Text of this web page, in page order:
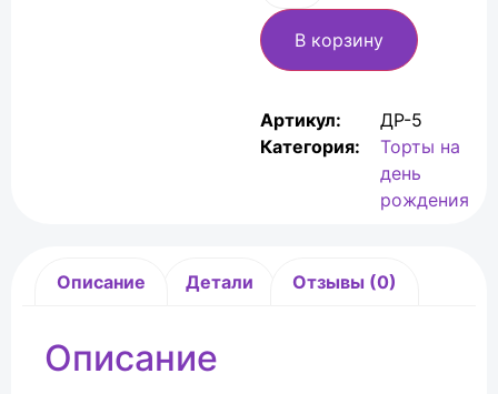
В корзину
Артикул:
ДР-5
Категория:
Торты на
день
рождения
Описание Детали Отзывы (0)
Описание